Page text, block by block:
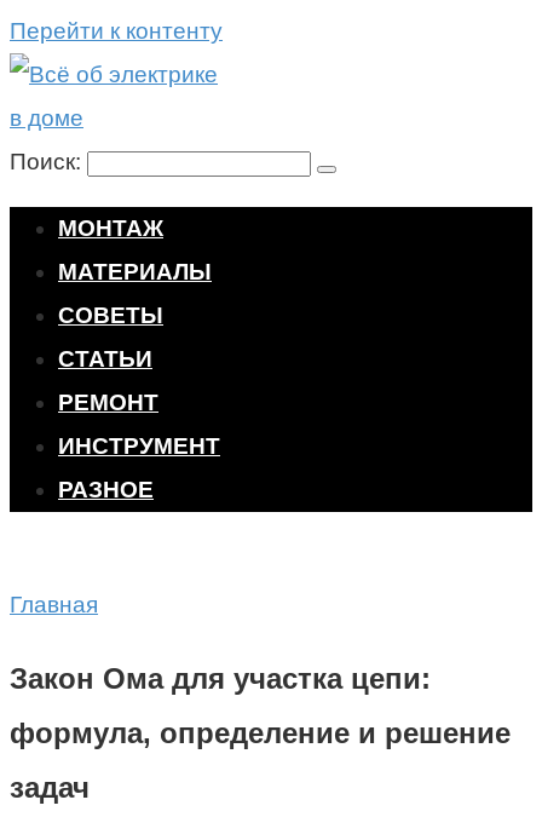
Перейти к контенту
Поиск:
МОНТАЖ
МАТЕРИАЛЫ
СОВЕТЫ
СТАТЬИ
РЕМОНТ
ИНСТРУМЕНТ
РАЗНОЕ
Главная
Закон Ома для участка цепи:
формула, определение и решение
задач